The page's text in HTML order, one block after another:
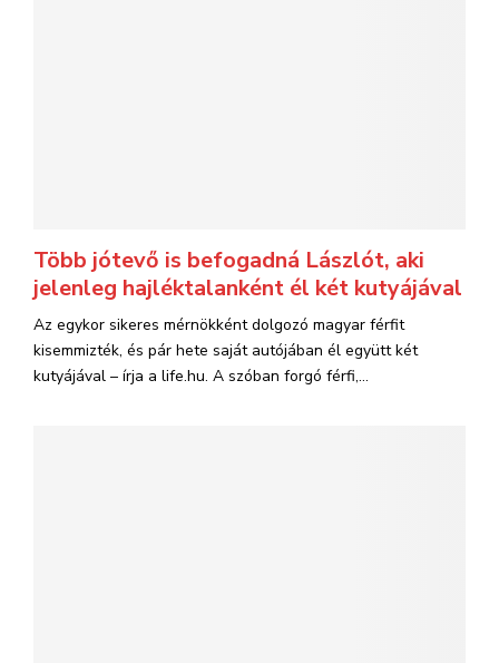
Több jótevő is befogadná Lászlót, aki
jelenleg hajléktalanként él két kutyájával
Az egykor sikeres mérnökként dolgozó magyar férfit
kisemmizték, és pár hete saját autójában él együtt két
kutyájával – írja a life.hu. A szóban forgó férfi,...